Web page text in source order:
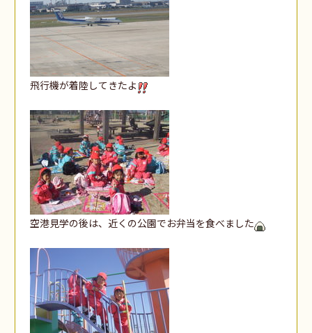
飛行機が着陸してきたよ
空港見学の後は、近くの公園でお弁当を食べました